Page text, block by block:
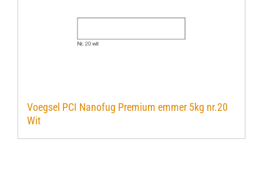
Onderhoudsmiddelen
Verwerkingsmaterialen
Voegsel PCI Nanofug Premium emmer 5kg nr.20
Wit